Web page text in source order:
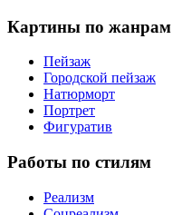
Картины по жанрам
Пейзаж
Городской пейзаж
Натюрморт
Портрет
Фигуратив
Работы по стилям
Реализм